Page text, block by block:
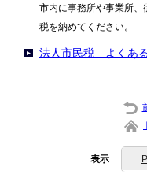
市内に事務所や事業所、
税を納めてください。
法人市民税 よくあ
表示